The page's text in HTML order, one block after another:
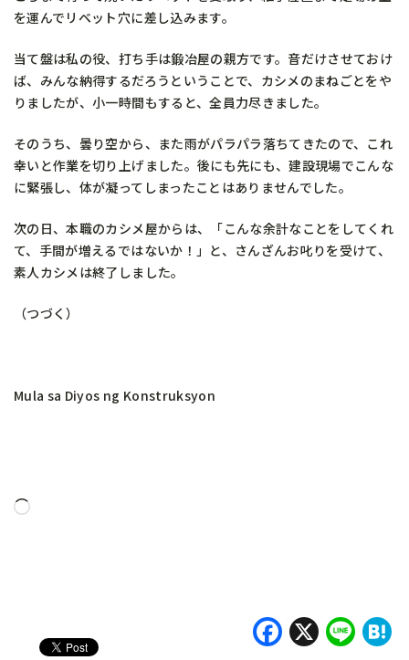
を運んでリベット穴に差し込みます。
当て盤は私の役、打ち手は鍛冶屋の親方です。音だけさせておけ
ば、みんな納得するだろうということで、カシメのまねごとをや
りましたが、小一時間もすると、全員力尽きました。
そのうち、曇り空から、また雨がパラパラ落ちてきたので、これ
幸いと作業を切り上げました。後にも先にも、建設現場でこんな
に緊張し、体が凝ってしまったことはありませんでした。
次の日、本職のカシメ屋からは、「こんな余計なことをしてくれ
て、手間が増えるではないか！」と、さんざんお叱りを受けて、
素人カシメは終了しました。
（つづく）
Mula sa Diyos ng Konstruksyon
Naglo-
X